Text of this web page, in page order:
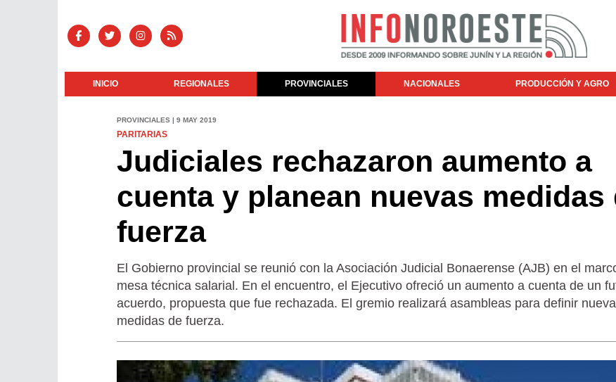
INICIO REGIONALES PROVINCIALES NACIONALES PRODUCCIÓN Y AGRO
PROVINCIALES | 9 MAY 2019
PARITARIAS
Judiciales rechazaron aumento a
cuenta y planean nuevas medidas
fuerza
El Gobierno provincial se reunió con la Asociación Judicial Bonaerense (AJB) en el
mesa técnica salarial. En el encuentro, el Ejecutivo ofreció un aumento a cuenta de un
acuerdo, propuesta que fue rechazada. El gremio realizará asambleas para definir
medidas de fuerza.